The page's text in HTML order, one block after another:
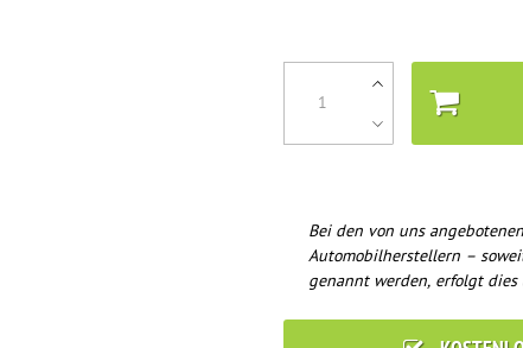
Bei den von uns
Automobilherstellern –
genannt werden, erfolgt